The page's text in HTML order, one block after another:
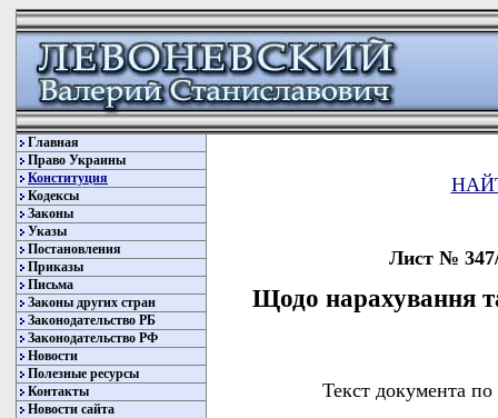
Главная
Право Украины
Конституция
Кодексы
Законы
Указы
Постановления
Приказы
Письма
Законы других стран
Законодательство РБ
Законодательство РФ
Новости
Полезные ресурсы
Контакты
Новости сайта
Лист № 347/
Щодо нарахування
Текст документа